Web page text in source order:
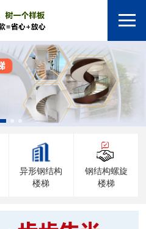
异形钢结构
楼梯
钢结构螺旋
楼梯